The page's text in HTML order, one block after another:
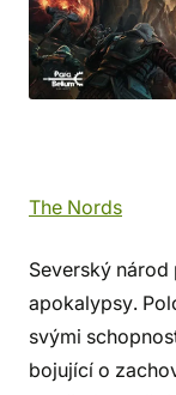
The Nords
Severský
apokalypsy.
svými
bojující o